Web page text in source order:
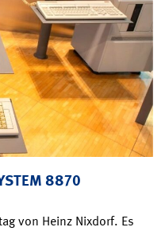
8870
von Heinz Nixdorf. Es